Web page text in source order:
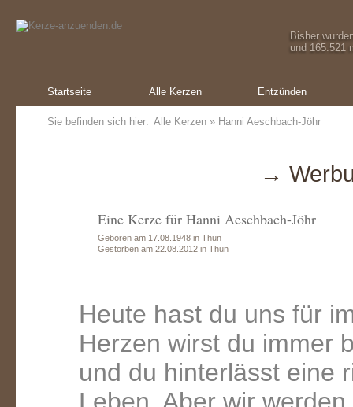
Bisher
und 165.521
Startseite Alle Kerzen Entzünden
Sie befinden sich hier: Alle Kerzen » Hanni Aeschbach-Jöhr
→
Eine Kerze für Hanni Aeschbach-Jöhr
Geboren am 17.08.1948 in Thun
Gestorben am 22.08.2012 in Thun
Heute hast du uns für
Herzen wirst du immer
und du hinterlässt eine